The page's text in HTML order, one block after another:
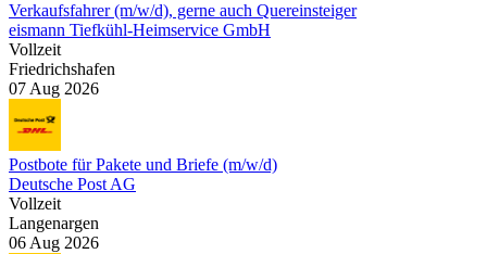
Verkaufsfahrer (m/w/d), gerne auch Quereinsteiger
eismann Tiefkühl-Heimservice GmbH
Vollzeit
Friedrichshafen
07 Aug 2026
Postbote für Pakete und Briefe (m/w/d)
Deutsche Post AG
Vollzeit
Langenargen
06 Aug 2026